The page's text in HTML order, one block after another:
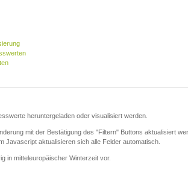
heruntergeladen oder visualisiert werden.
mit der Bestätigung des "Filtern" Buttons aktualisiert
Javascript aktualisieren sich alle Felder automatisch.
in mitteleuropäischer Winterzeit vor.